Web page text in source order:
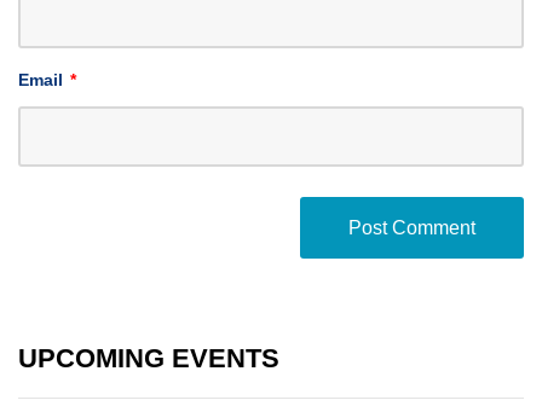
Email *
UPCOMING EVENTS